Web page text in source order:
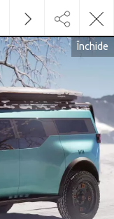
Închide